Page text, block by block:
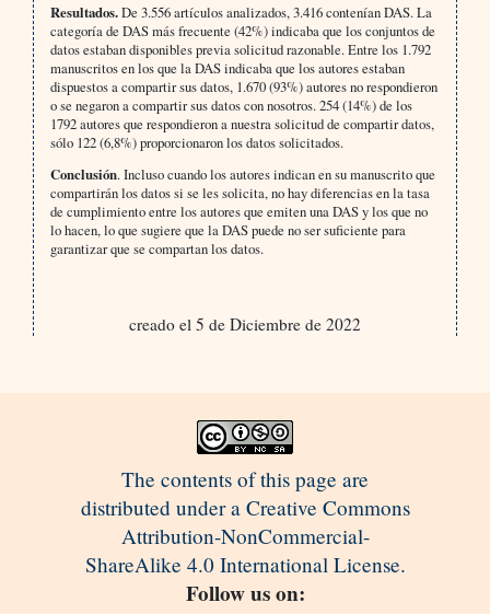
Resultados.De 3.556 artículos analizados, 3.416 contenían DAS. La
categoría de DAS más frecuente (42%) indicaba que los conjuntos de
datos estaban disponibles previa solicitud razonable. Entre los 1.792
manuscritos en los que la DAS indicaba que los autores estaban
dispuestos a compartir sus datos, 1.670 (93%) autores no respondieron
o se negaron a compartir sus datos con nosotros. 254 (14%) de los
1792 autores que respondieron a nuestra solicitud de compartir datos,
sólo 122 (6,8%) proporcionaron los datos solicitados.
Conclusión. Incluso cuando los autores indican en su manuscrito que
compartirán los datos si se les solicita, no hay diferencias en la tasa
de cumplimiento entre los autores que emiten una DAS y los que no
lo hacen, lo que sugiere que la DAS puede no ser suficiente para
garantizar que se compartan los datos.
creado el 5 de Diciembre de 2022
The contents of this page are
distributed under a Creative Commons
Attribution-NonCommercial-
ShareAlike 4.0 International License.
Follow us on: